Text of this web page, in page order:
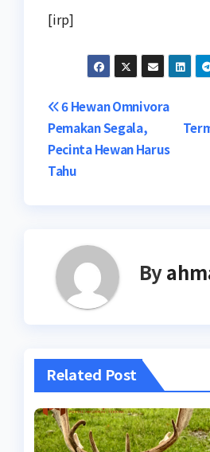
[irp]
Navigasi
pos
6 Hewan Omnivora
Pemakan Segala,
Pecinta Hewan Harus
Tahu
By
Related Post